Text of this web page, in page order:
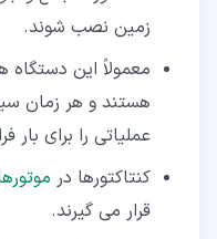
زمین نصب شوند.
معمولاً این
هستند و هر زمان
عملیاتی را برای بار
کنتاکتورها در
قرار می گیرند.